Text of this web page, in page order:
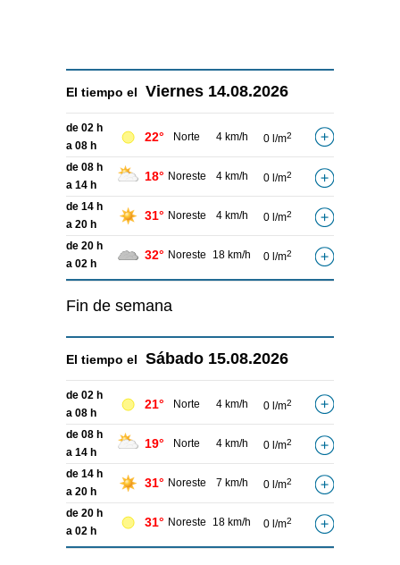
El tiempo el Viernes 14.08.2026
de 02 h
a 08 h
22° Norte 4 km/h 0 l/m2
de 08 h
a 14 h
18° Noreste 4 km/h 0 l/m2
de 14 h
a 20 h
31° Noreste 4 km/h 0 l/m2
de 20 h
a 02 h
32° Noreste 18 km/h 0 l/m2
Fin de semana
El tiempo el Sábado 15.08.2026
de 02 h
a 08 h
21° Norte 4 km/h 0 l/m2
de 08 h
a 14 h
19° Norte 4 km/h 0 l/m2
de 14 h
a 20 h
31° Noreste 7 km/h 0 l/m2
de 20 h
a 02 h
31° Noreste 18 km/h 0 l/m2